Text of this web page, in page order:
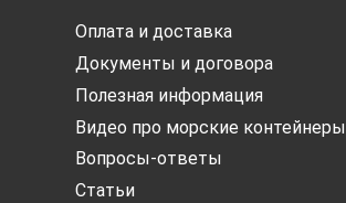
Оплата и доставка
Документы и договора
Полезная информация
Видео про морские контейнеры
Вопросы-ответы
Статьи